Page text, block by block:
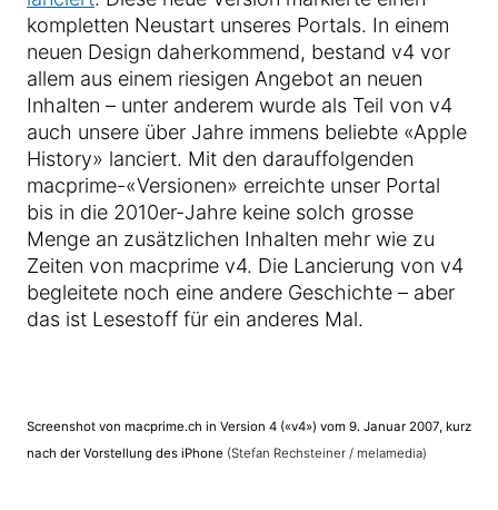
kompletten Neustart unseres Portals. In einem
neuen Design daherkommend, bestand v4 vor
allem aus einem riesigen Angebot an neuen
Inhalten – unter anderem wurde als Teil von v4
auch unsere über Jahre immens beliebte «Apple
History» lanciert. Mit den darauffolgenden
macprime-«Versionen» erreichte unser Portal
bis in die 2010er-Jahre keine solch grosse
Menge an zusätzlichen Inhalten mehr wie zu
Zeiten von macprime v4. Die Lancierung von v4
begleitete noch eine andere Geschichte – aber
das ist Lesestoff für ein anderes Mal.
Screenshot von macprime.ch in Version 4 («v4») vom 9. Januar 2007, kurz
nach der Vorstellung des iPhone (Stefan Rechsteiner / melamedia)